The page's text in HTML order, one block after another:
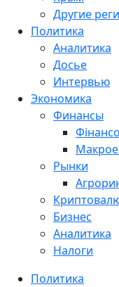
Другие
Политика
Аналитика
Досье
Интервью
Экономика
Финансы
Рынки
Бизнес
Аналитика
Налоги
Политика